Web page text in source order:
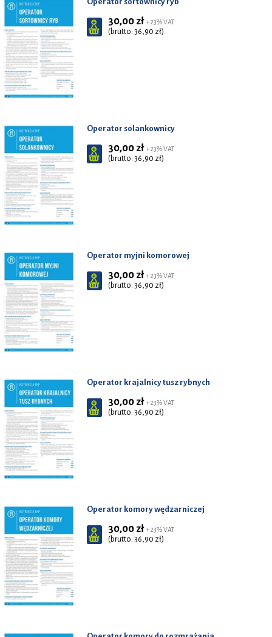
30,00 zł + 23% VAT
(brutto: 36,90 zł)
Operator solankownicy
30,00 zł + 23% VAT
(brutto: 36,90 zł)
Operator myjni komorowej
30,00 zł + 23% VAT
(brutto: 36,90 zł)
Operator krajalnicy tusz rybnych
30,00 zł + 23% VAT
(brutto: 36,90 zł)
Operator komory wędzarniczej
30,00 zł + 23% VAT
(brutto: 36,90 zł)